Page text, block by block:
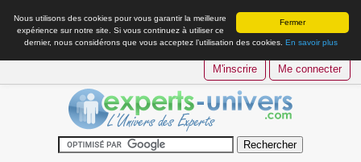
Fermer
Nous utilisons des cookies pour vous garantir la meilleure
expérience sur notre site. Si vous continuez à utiliser ce
dernier, nous considérons que vous acceptez l’utilisation des cookies. En savoir plus
M'inscrire Me connecter